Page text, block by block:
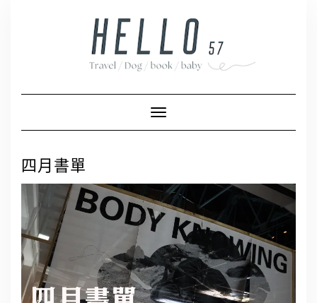
Toggle Navigation
四月書單